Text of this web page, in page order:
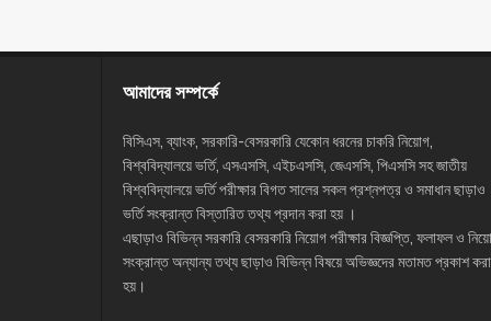
আমাদের সম্পর্কে
বিসিএস, ব্যাংক, সরকারি-বেসরকারি যেকোন ধরনের চাকরি নিয়োগ,
বিশ্ববিদ্যালয়ে ভর্তি, এসএসসি, এইচএসসি, জেএসসি, পিএসসি সহ জাতীয়
বিশ্ববিদ্যালয়ে ভর্তি পরীক্ষার বিগত সালের সকল প্রশ্নপত্র ও সমাধান ছাড়াও
ভর্তি সংক্রান্ত বিস্তারিত তথ্য প্রদান করা হয় ।
এছাড়াও বিভিন্ন সরকারি বেসরকারি নিয়োগ পরীক্ষার বিজ্ঞপ্তি, ফলাফল ও
সংক্রান্ত অন্যান্য তথ্য ছাড়াও বিভিন্ন বিষয়ে অভিজ্ঞদের মতামত প্রকাশ করা
হয়।